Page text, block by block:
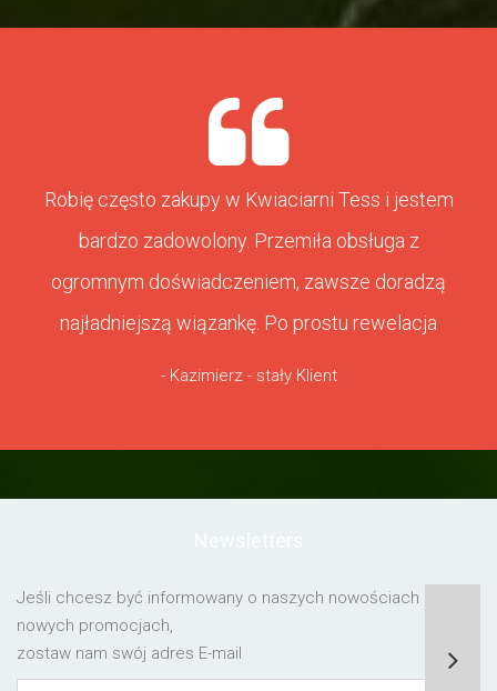
Robię często zakupy w Kwiaciarni Tess i jestem
bardzo zadowolony. Przemiła obsługa z
ogromnym doświadczeniem, zawsze doradzą
najładniejszą wiązankę. Po prostu rewelacja
- Kazimierz - stały Klient
Jeśli chcesz być informowany o naszych nowościach lub o
nowych promocjach,
zostaw nam swój adres E-mail